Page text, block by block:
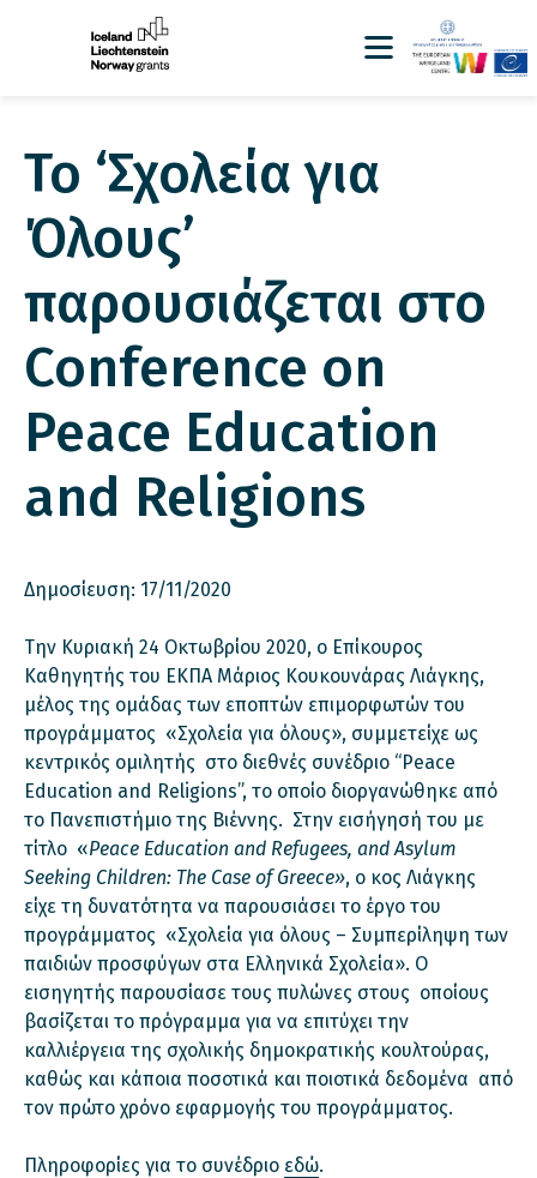
Το ‘Σχολεία για
Όλους’
παρουσιάζεται στο
Conference on
Peace Education
and Religions
Δημοσίευση: 17/11/2020
Tην Κυριακή 24 Οκτωβρίου 2020, o Eπίκουρος
Kαθηγητής του ΕΚΠΑ Μάριος Κουκουνάρας Λιάγκης,
μέλος της ομάδας των εποπτών επιμορφωτών του
προγράμματος «Σχολεία για όλους», συμμετείχε ως
κεντρικός ομιλητής στο διεθνές συνέδριο “Peace
Education and Religions”, το οποίο διοργανώθηκε από
το Πανεπιστήμιο της Βιέννης. Στην εισήγησή του με
τίτλο «Peace Education and Refugees, and Asylum
Seeking Children: The Case of Greece», ο κος Λιάγκης
είχε τη δυνατότητα να παρουσιάσει το έργο του
προγράμματος «Σχολεία για όλους – Συμπερίληψη των
παιδιών προσφύγων στα Ελληνικά Σχολεία». Ο
εισηγητής παρουσίασε τους πυλώνες στους οποίους
βασίζεται το πρόγραμμα για να επιτύχει την
καλλιέργεια της σχολικής δημοκρατικής κουλτούρας,
καθώς και κάποια ποσοτικά και ποιοτικά δεδομένα από
τον πρώτο χρόνο εφαρμογής του προγράμματος.
Πληροφορίες για το συνέδριο εδώ.